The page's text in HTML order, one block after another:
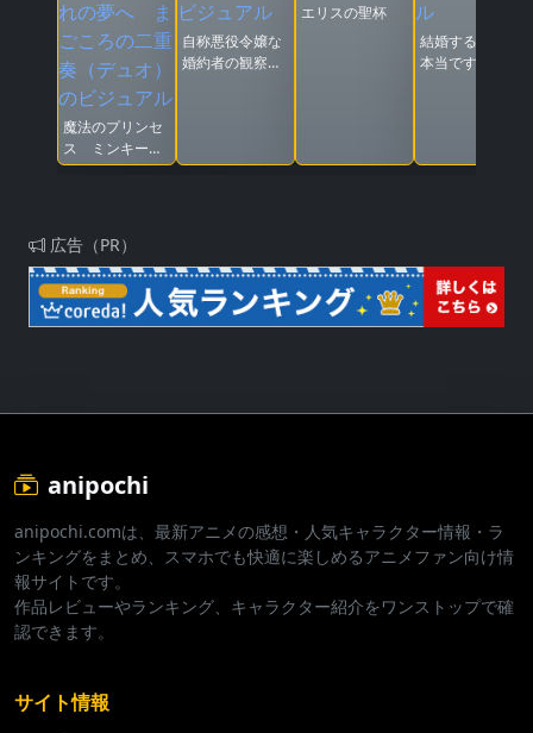
魔法のプリンセ
ス ミンキーモ
モ 憧れの夢へ
自称悪役令嬢な
婚約者の観察記
エリスの聖杯
結婚するって、
本当ですか
広告（PR）
anipochi
anipochi.comは、最新アニメの感想・人気キャラクター情報・ラ
ンキングをまとめ、スマホでも快適に楽しめるアニメファン向け情
報サイトです。
作品レビューやランキング、キャラクター紹介をワンストップで確
認できます。
サイト情報